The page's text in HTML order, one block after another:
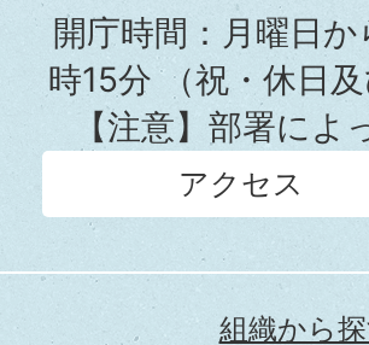
所
開庁時間：月曜日
時15分（祝・休日
【注意】部署に
アクセス
組織から